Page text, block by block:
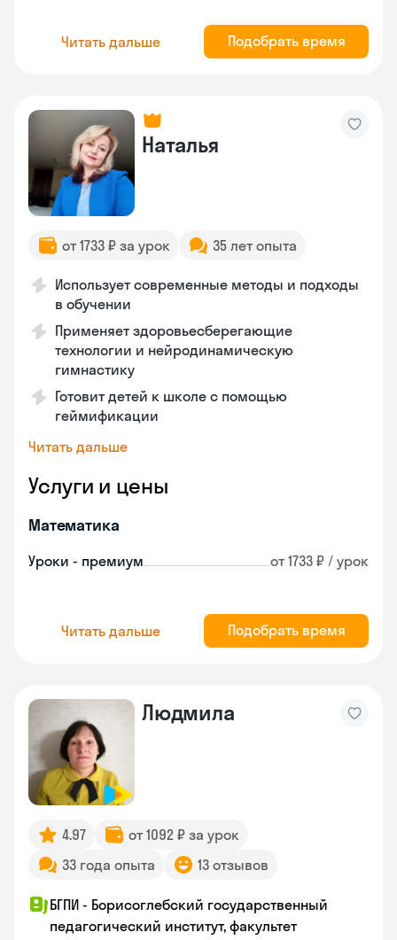
Читать дальше Подобрать время
Наталья
от 1733 ₽ за урок 35 лет опыта
Использует современные методы и подходы
в обучении
Применяет здоровьесберегающие
технологии и нейродинамическую
гимнастику
Готовит детей к школе с помощью
геймификации
Читать дальше
Услуги и цены
Математика
Уроки - премиум от 1733 ₽ / урок
Читать дальше Подобрать время
Людмила
4.97
от 1092 ₽ за урок
33 года опыта
13 отзывов
БГПИ - Борисоглебский государственный
педагогический институт, факультет